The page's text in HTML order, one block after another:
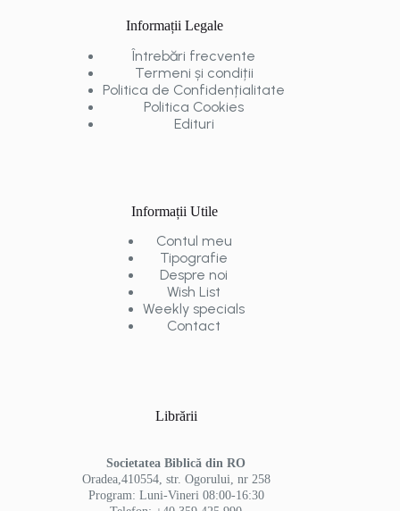
Informații Legale
Întrebări frecvente
Termeni și condiții
Politica de Confidențialitate
Politica Cookies
Edituri
Informații Utile
Contul meu
Tipografie
Despre noi
Wish List
Weekly specials
Contact
Librării
Societatea Biblică din RO
Oradea,410554, str. Ogorului, nr 258
Program: Luni-Vineri 08:00-16:30